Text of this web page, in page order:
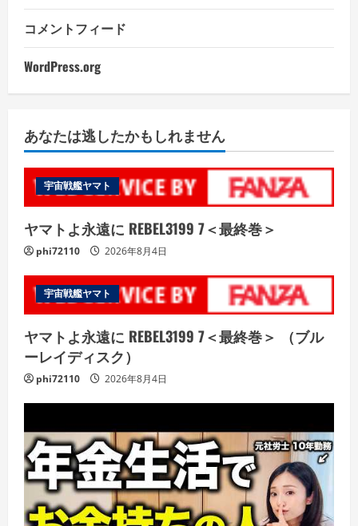
コメントフィード
WordPress.org
あなたは逃したかもしれません
宇宙戦艦ヤマト
ヤマトよ永遠に REBEL3199 7＜最終巻＞
phi72110 2026年8月4日
宇宙戦艦ヤマト
ヤマトよ永遠に REBEL3199 7＜最終巻＞ （ブル
ーレイディスク）
phi72110 2026年8月4日